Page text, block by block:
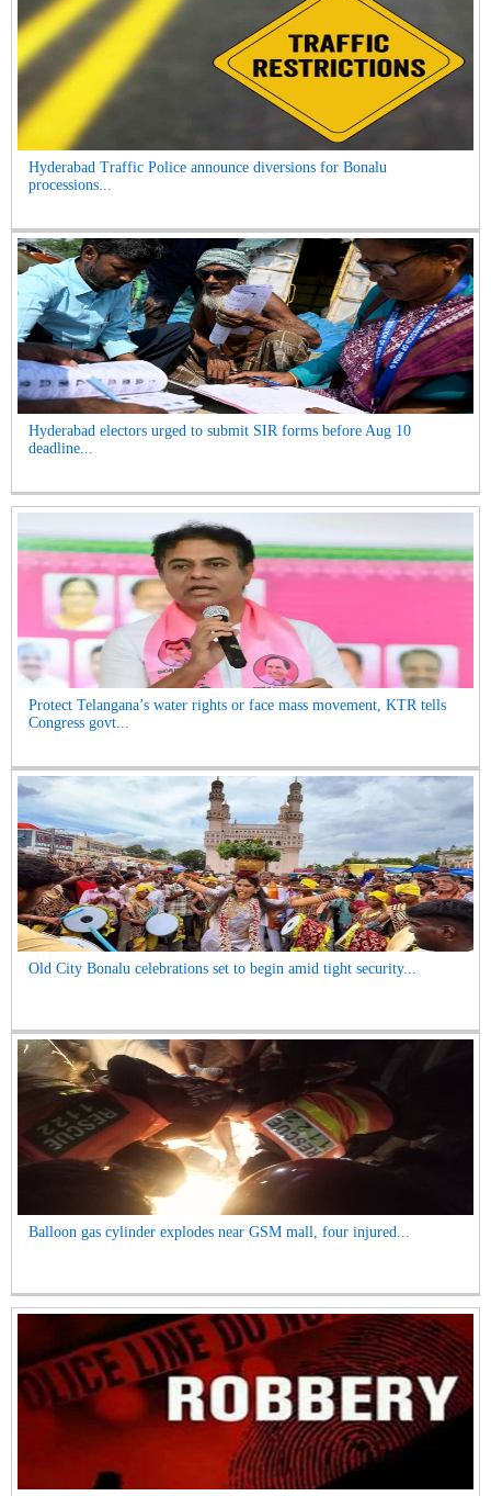
Hyderabad Traffic Police announce diversions for Bonalu
processions...
Hyderabad electors urged to submit SIR forms before Aug 10
deadline...
Protect Telangana’s water rights or face mass movement, KTR tells
Congress govt...
Old City Bonalu celebrations set to begin amid tight security...
Balloon gas cylinder explodes near GSM mall, four injured...